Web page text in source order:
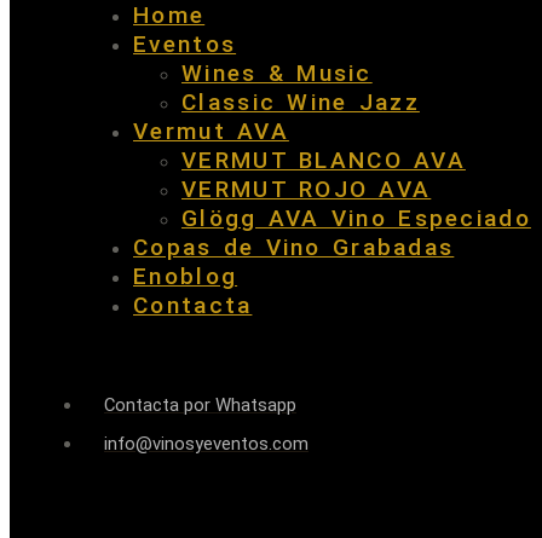
Home
Eventos
Wines & Music
Classic Wine Jazz
Vermut AVA
VERMUT BLANCO AVA
VERMUT ROJO AVA
Glögg AVA Vino Especiado
Copas de Vino Grabadas
Enoblog
Contacta
Contacta por Whatsapp
info@vinosyeventos.com